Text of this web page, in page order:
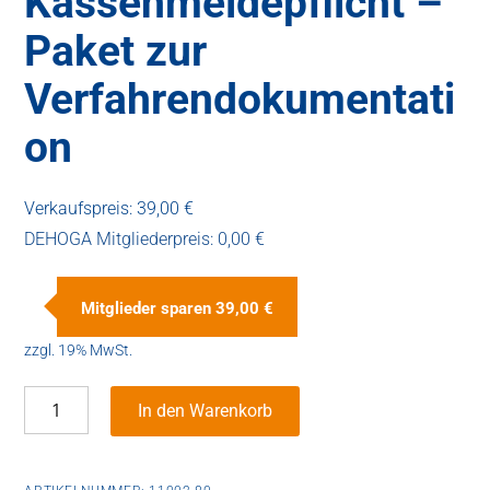
Paket zur
Verfahrendokumentati
on
Verkaufspreis:39,00 €
DEHOGA Mitgliederpreis: 0,00 €
Mitglieder sparen39,00 €
zzgl. 19% MwSt.
Kassenmeldepflicht
-
In den Warenkorb